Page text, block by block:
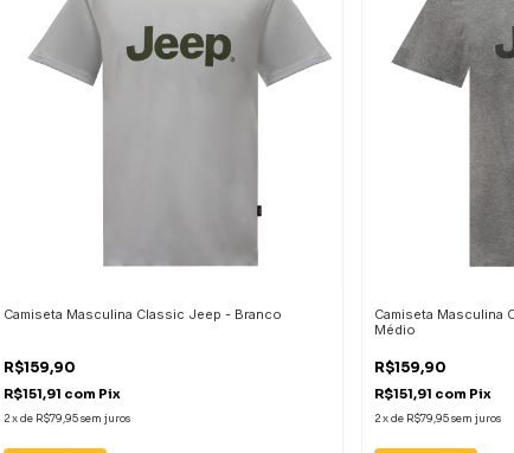
Camiseta Masculina Classic Jeep - Branco
R$159,90
R$151,91 com Pix
2xde R$79,95sem juros
Camiseta Masculina
Médio
R$159,90
R$151,91 com Pix
2xde R$79,95sem juros